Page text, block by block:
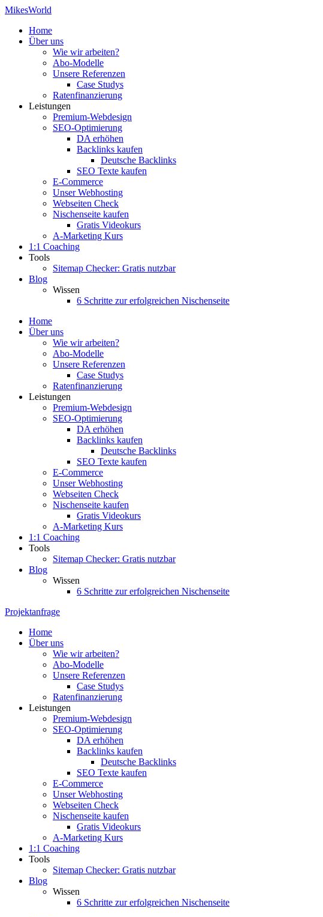
Zum
springen
MikesWorld
Home
Über uns
Wie wir arbeiten?
Abo-Modelle
Unsere Referenzen
Case Studys
Ratenfinanzierung
Leistungen
Premium-Webdesign
SEO-Optimierung
DA erhöhen
Backlinks kaufen
Deutsche Backlinks
SEO Texte kaufen
E-Commerce
Unser Webhosting
Webseiten Check
Nischenseite kaufen
Gratis Videokurs
A-Marketing Kurs
1:1 Coaching
Tools
Sitemap Checker: Gratis nutzbar
Blog
Wissen
6 Schritte zur erfolgreichen Nischenseite
Home
Über uns
Wie wir arbeiten?
Abo-Modelle
Unsere Referenzen
Case Studys
Ratenfinanzierung
Leistungen
Premium-Webdesign
SEO-Optimierung
DA erhöhen
Backlinks kaufen
Deutsche Backlinks
SEO Texte kaufen
E-Commerce
Unser Webhosting
Webseiten Check
Nischenseite kaufen
Gratis Videokurs
A-Marketing Kurs
1:1 Coaching
Tools
Sitemap Checker: Gratis nutzbar
Blog
Wissen
6 Schritte zur erfolgreichen Nischenseite
Projektanfrage
Home
Über uns
Wie wir arbeiten?
Abo-Modelle
Unsere Referenzen
Case Studys
Ratenfinanzierung
Leistungen
Premium-Webdesign
SEO-Optimierung
DA erhöhen
Backlinks kaufen
Deutsche Backlinks
SEO Texte kaufen
E-Commerce
Unser Webhosting
Webseiten Check
Nischenseite kaufen
Gratis Videokurs
A-Marketing Kurs
1:1 Coaching
Tools
Sitemap Checker: Gratis nutzbar
Blog
Wissen
6 Schritte zur erfolgreichen Nischenseite